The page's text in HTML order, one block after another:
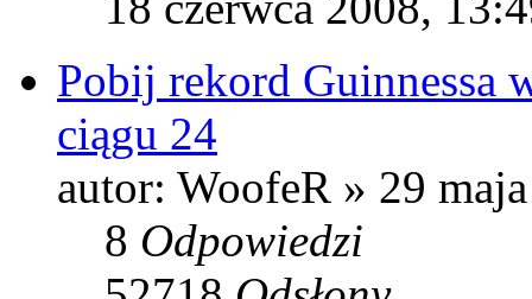
Pobij rekord Guinnessa
ciągu 24
autor: WoofeR » 29
8 Odpowiedzi